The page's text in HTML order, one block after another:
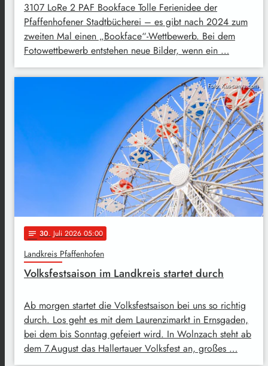
3107 LoRe 2 PAF Bookface Tolle Ferienidee der
Pfaffenhofener Stadtbücherei – es gibt nach 2024 zum
zweiten Mal einen „Bookface“-Wettbewerb. Bei dem
Fotowettbewerb entstehen neue Bilder, wenn ein …
Foto: Kus-canva.com
notes 30. Juli 2026 05:00
Landkreis Pfaffenhofen
Volksfestsaison im Landkreis startet durch
Ab morgen startet die Volksfestsaison bei uns so richtig
durch. Los geht es mit dem Laurenzimarkt in Ernsgaden,
bei dem bis Sonntag gefeiert wird. In Wolnzach steht ab
dem 7.August das Hallertauer Volksfest an, großes …